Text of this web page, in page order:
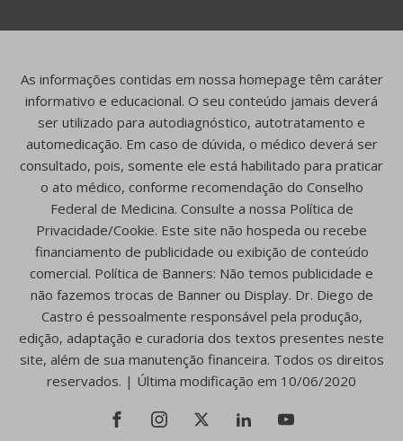
As informações contidas em nossa homepage têm caráter
informativo e educacional. O seu conteúdo jamais deverá
ser utilizado para autodiagnóstico, autotratamento e
automedicação. Em caso de dúvida, o médico deverá ser
consultado, pois, somente ele está habilitado para praticar
o ato médico, conforme recomendação do Conselho
Federal de Medicina. Consulte a nossa Política de
Privacidade/Cookie. Este site não hospeda ou recebe
financiamento de publicidade ou exibição de conteúdo
comercial. Política de Banners: Não temos publicidade e
não fazemos trocas de Banner ou Display. Dr. Diego de
Castro é pessoalmente responsável pela produção,
edição, adaptação e curadoria dos textos presentes neste
site, além de sua manutenção financeira. Todos os direitos
reservados. | Última modificação em 10/06/2020